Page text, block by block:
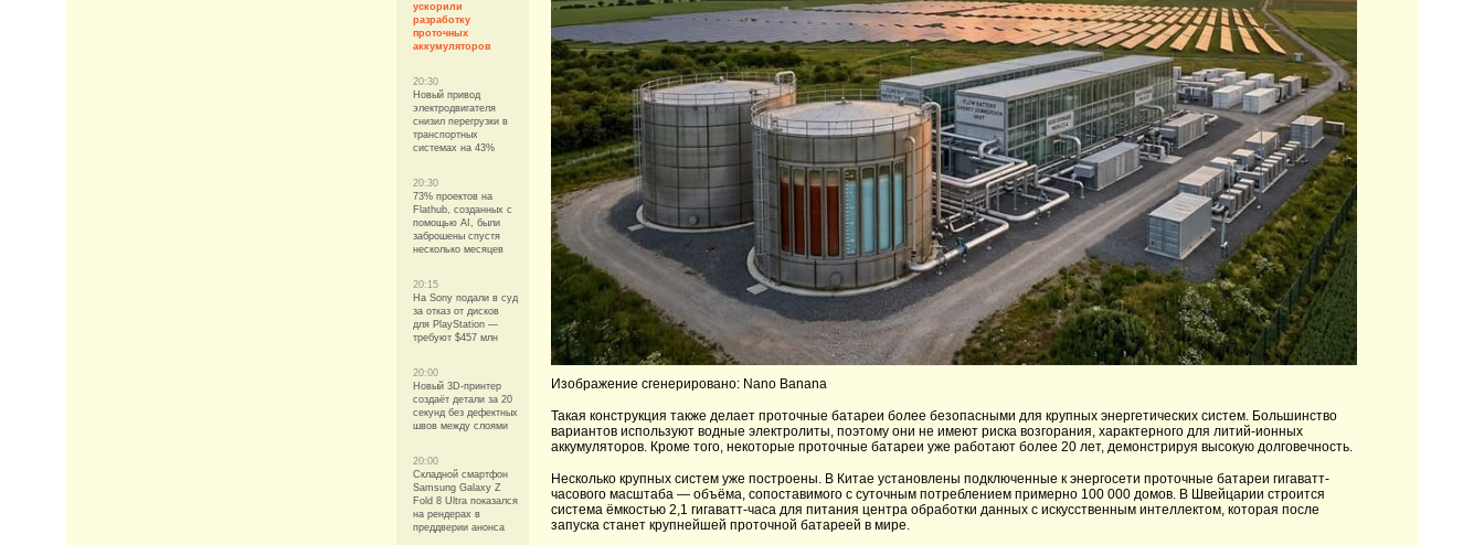
ускорили
разработку
проточных
аккумуляторов
20:30
Новый привод
электродвигателя
снизил перегрузки в
транспортных
системах на 43%
20:30
73% проектов на
Flathub, созданных с
помощью AI, были
заброшены спустя
несколько месяцев
20:15
На Sony подали в суд
за отказ от дисков
для PlayStation —
требуют $457 млн
20:00
Новый 3D-принтер
создаёт детали за 20
секунд без дефектных
швов между слоями
20:00
Складной смартфон
Samsung Galaxy Z
Fold 8 Ultra показался
на рендерах в
преддверии анонса
Изображение сгенерировано: Nano Banana
Такая конструкция также делает проточные батареи более безопасными для крупных энергетических систем. Большинство
вариантов используют водные электролиты, поэтому они не имеют риска возгорания, характерного для литий-ионных
аккумуляторов. Кроме того, некоторые проточные батареи уже работают более 20 лет, демонстрируя высокую долговечность.
Несколько крупных систем уже построены. В Китае установлены подключенные к энергосети проточные батареи гигаватт-
часового масштаба — объёма, сопоставимого с суточным потреблением примерно 100 000 домов. В Швейцарии строится
система ёмкостью 2,1 гигаватт-часа для питания центра обработки данных с искусственным интеллектом, которая после
запуска станет крупнейшей проточной батареей в мире.